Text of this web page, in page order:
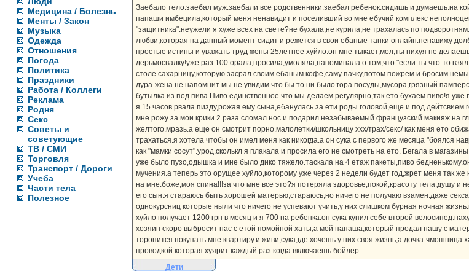
Медицина / Болезнь
Менты / Закон
Музыка
Одежда
Отношения
Погода
Политика
Праздники
Работа / Коллеги
Реклама
Родня
Секс
Советы и
советующие
ТВ / СМИ
Торговля
Транспорт / Дороги
Учеба
Части тела
Полезное
Заебало тело.заебал муж.заебали все родственники.заебал ребенок.сидишь и думаешь:на
папаши имбецила,который меня ненавидит и поселивший во мне ебучий комплекс
"защитника".неужели я хуже всех на свете?не бухала,не курила,не трахалась по
любви,которая на данный момент сидит и режется в свои ебаные танки онлайн.ненавижу
простые истины и уважать труд жены 25летнее хуйло.он мне тыкает,мол,ты нихуя не
дерьмосвалку!уже раз 100 орала,просила,умоляла,напоминала о том,что "если ты что-то
столе сахарницу,которую засрал своим ебаным кофе,саму пачку,потом пожрем и бросим
дура-жена не напомнит мы не увидим.что бы то ни было:гора посуды,мусора,грязный
бутылка из под пива.Пиво.единственное что мы делаем регулярно,так ето бухаем пиво!я уже
я 15 часов рвала пизду,рожая ему сына,ебанулась за ети роды головой,еще и под
мне рожу за мои крики.2 раза сломал нос и подарил незабываемый французский макияж на
желтого.мразь.а еще он смотрит порно.малолетки/школьницу xxx/трах/секс/ как меня ето
трахаться.я хотела чтобы он имел меня как никогда.а он сука с первого же месяца "боялся
как "мамки сосут".урод.сколькл я плакала и просила его не смотреть на ето. Бегала в
уже было пузо,одышка и мне было дико тяжело.таскала на 4 етаж пакеты,пиво
мучения.а теперь это орущее хуйло,которому уже через 2 недели будет год,жрет меня так же
на мне.боже,моя спина!!!за что мне все это?я потеряла здоровье,покой,красоту тела,душу и
его сын.я стараюсь быть хорошей матерью,стараюсь,но ничего не получаю взамен.даже
однокурсниц которые ныли что ничего не успевают учить,у них слишком бурная ночная
хуйло получает 1200 грн в месяц и я 700 на ребенка.он сука купил себе второй
хозяин скоро выбросит нас с етой помойной хаты,а мой папаша,который продал нашу с
торопится покупать мне квартиру.и живи,сука,где хочешь.у них своя жизнь,а дочка-
проводкой которая хуярит каждый раз когда включаешь бойлер.
Дети